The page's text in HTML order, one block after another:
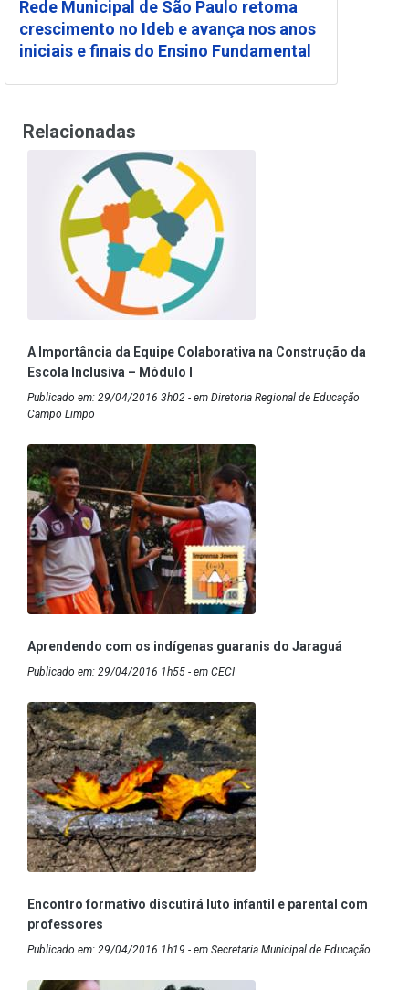
Rede Municipal de São Paulo retoma
crescimento no Ideb e avança nos anos
iniciais e finais do Ensino Fundamental
Relacionadas
A Importância da Equipe Colaborativa na Construção da
Escola Inclusiva – Módulo I
Publicado em: 29/04/2016 3h02 - em Diretoria Regional de Educação
Campo Limpo
Aprendendo com os indígenas guaranis do Jaraguá
Publicado em: 29/04/2016 1h55 - em CECI
Encontro formativo discutirá luto infantil e parental com
professores
Publicado em: 29/04/2016 1h19 - em Secretaria Municipal de Educação